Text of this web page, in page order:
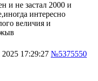
и не застал 2000 и
интересно
величия и
17:29:27 №5375550